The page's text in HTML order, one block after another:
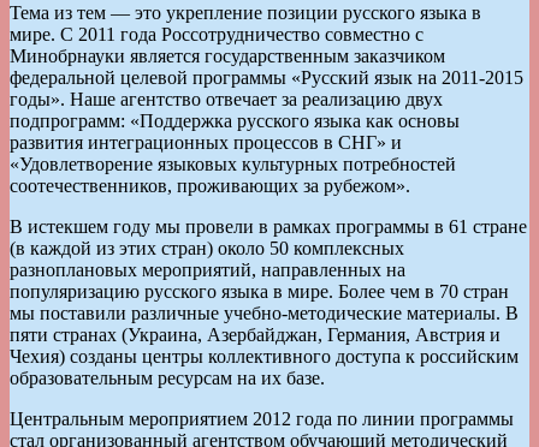
Тема из тем — это укрепление позиции русского языка в
мире. С 2011 года Россотрудничество совместно с
Минобрнауки является государственным заказчиком
федеральной целевой программы «Русский язык на 2011-2015
годы». Наше агентство отвечает за реализацию двух
подпрограмм: «Поддержка русского языка как основы
развития интеграционных процессов в СНГ» и
«Удовлетворение языковых культурных потребностей
соотечественников, проживающих за рубежом».
В истекшем году мы провели в рамках программы в 61 стране
(в каждой из этих стран) около 50 комплексных
разноплановых мероприятий, направленных на
популяризацию русского языка в мире. Более чем в 70 стран
мы поставили различные учебно-методические материалы. В
пяти странах (Украина, Азербайджан, Германия, Австрия и
Чехия) созданы центры коллективного доступа к российским
образовательным ресурсам на их базе.
Центральным мероприятием 2012 года по линии программы
стал организованный агентством обучающий методический